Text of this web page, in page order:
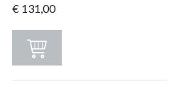
€131,00